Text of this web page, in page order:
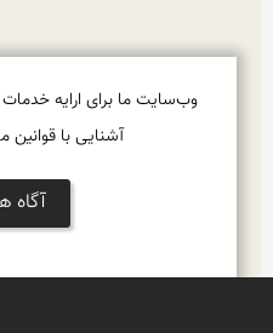
وب‌سایت ما برای ارایه
آشنایی با قوانین
آگاه